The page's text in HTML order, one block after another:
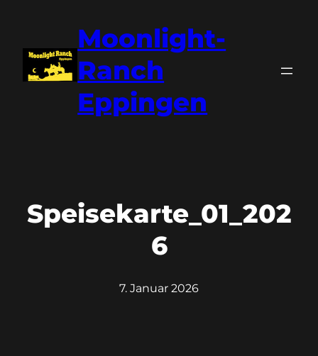
springen
Moonlight-
Ranch
Eppingen
Speisekarte_01_202
6
7. Januar 2026